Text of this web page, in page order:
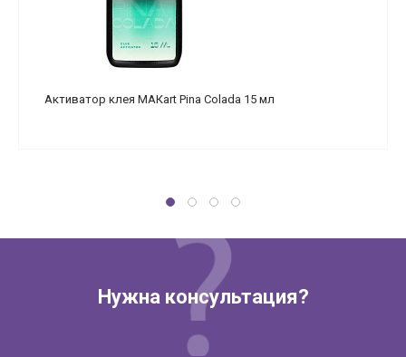
Активатор клея МАКart Pina Colada 15 мл
Нужна консультация?